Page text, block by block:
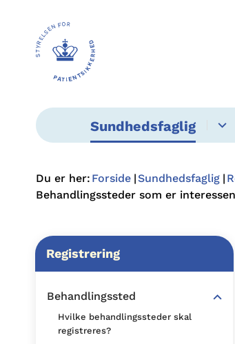
Sundhedsfaglig
Du er her: Forside Sundhedsfaglig
Behandlingssteder som er
Registrering
Behandlingssted
Hvilke behandlingssteder skal
registreres?